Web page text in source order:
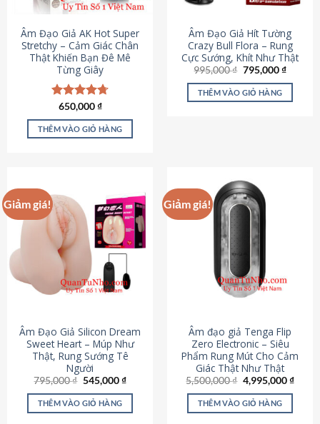
Âm Đạo Giả AK Hot Super
Stretchy – Cảm Giác Chân
Thật Khiến Bạn Đê Mê
Từng Giây
Được xếp
hạng4.75
5 sao
650,000₫
THÊM VÀO GIỎ HÀNG
Âm Đạo Giả Hít Tường
Crazy Bull Flora – Rung
Cực Sướng, Khít Như Thật
995,000₫ Giá
là:
995,000 ₫.
795,000₫Giá
tại
THÊM VÀO GIỎ HÀNG
Giảm giá!
Âm Đạo Giả Silicon Dream
Sweet Heart – Múp Như
Thật, Rung Sướng Tê
Người
795,000₫ Giá
là:
795,000 ₫.
545,000₫Giá
tại
545,000 ₫.
THÊM VÀO GIỎ HÀNG
Giảm giá!
Âm đạo giả Tenga Flip
Zero Electronic – Siêu
Phẩm Rung Mút Cho Cảm
Giác Thật Như Thật
5,500,000₫ Giá
gốc
là:
5,500,000 ₫.
4,995,000₫Giá
THÊM VÀO GIỎ HÀNG